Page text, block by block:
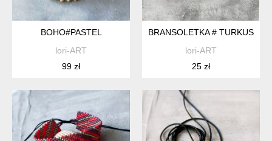
BOHO#PASTEL
lori-ART
99 zł
BRANSOLETKA # TURKUS
lori-ART
25 zł